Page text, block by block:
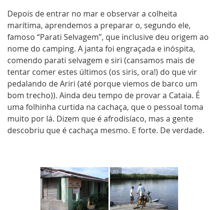
Depois de entrar no mar e observar a colheita
marítima, aprendemos a preparar o, segundo ele,
famoso “Parati Selvagem”, que inclusive deu origem ao
nome do camping. A janta foi engraçada e inóspita,
comendo parati selvagem e siri (cansamos mais de
tentar comer estes últimos (os siris, ora!) do que vir
pedalando de Ariri (até porque viemos de barco um
bom trecho)). Ainda deu tempo de provar a Cataia. É
uma folhinha curtida na cachaça, que o pessoal toma
muito por lá. Dizem que é afrodisíaco, mas a gente
descobriu que é cachaça mesmo. E forte. De verdade.